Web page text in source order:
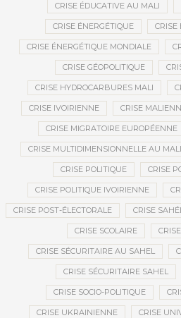
CRISE ÉDUCATIVE AU MALI
CRISE ÉNERGÉTIQUE CRISE
CRISE ÉNERGÉTIQUE MONDIALE
CRISE GÉOPOLITIQUE
CRISE HYDROCARBURES MALI
CRISE IVOIRIENNE CRISE
CRISE MIGRATOIRE EUROPÉENNE
CRISE MULTIDIMENSIONNELLE AU MALI
CRISE POLITIQUE CRISE
CRISE POLITIQUE IVOIRIENNE
CRISE POST-ÉLECTORALE CRISE
CRISE SCOLAIRE
CRISE SÉCURITAIRE AU SAHEL
CRISE SÉCURITAIRE SAHEL
CRISE SOCIO-POLITIQUE
CRISE UKRAINIENNE CRISE